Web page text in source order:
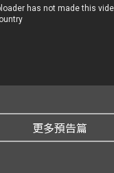
更多預告篇